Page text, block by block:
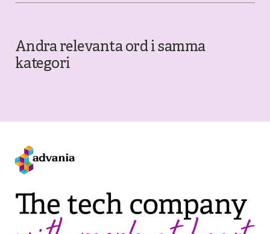
Andra relevanta ord i samma
kategori